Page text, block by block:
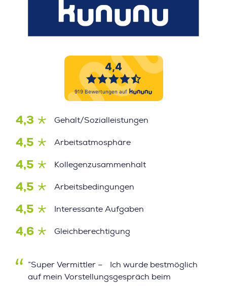
4,3 Gehalt/Sozialleistungen
4,5 Arbeitsatmosphäre
4,5 Kollegenzusammenhalt
4,5 Arbeitsbedingungen
4,5 Interessante Aufgaben
4,6 Gleichberechtigung
”Super Vermittler – Ich wurde bestmöglich
auf mein Vorstellungsgespräch beim